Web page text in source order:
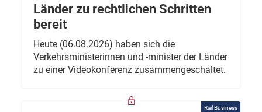
Länder zu rechtlichen Schritten
bereit
Heute (06.08.2026) haben sich die
Verkehrsministerinnen und -minister der Länder
zu einer Videokonferenz zusammengeschaltet.
Rail Business